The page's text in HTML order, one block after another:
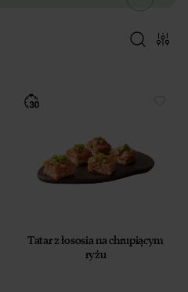
Tatar z łososia na chrupiącym
ryżu